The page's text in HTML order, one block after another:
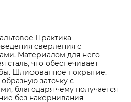
Практика
сверления с
Материалом для него
сталь, что обеспечивает
Шлифованное покрытие.
заточку с
благодаря чему получается
без накернивания